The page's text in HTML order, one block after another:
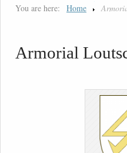
You are here: Home
Armorial